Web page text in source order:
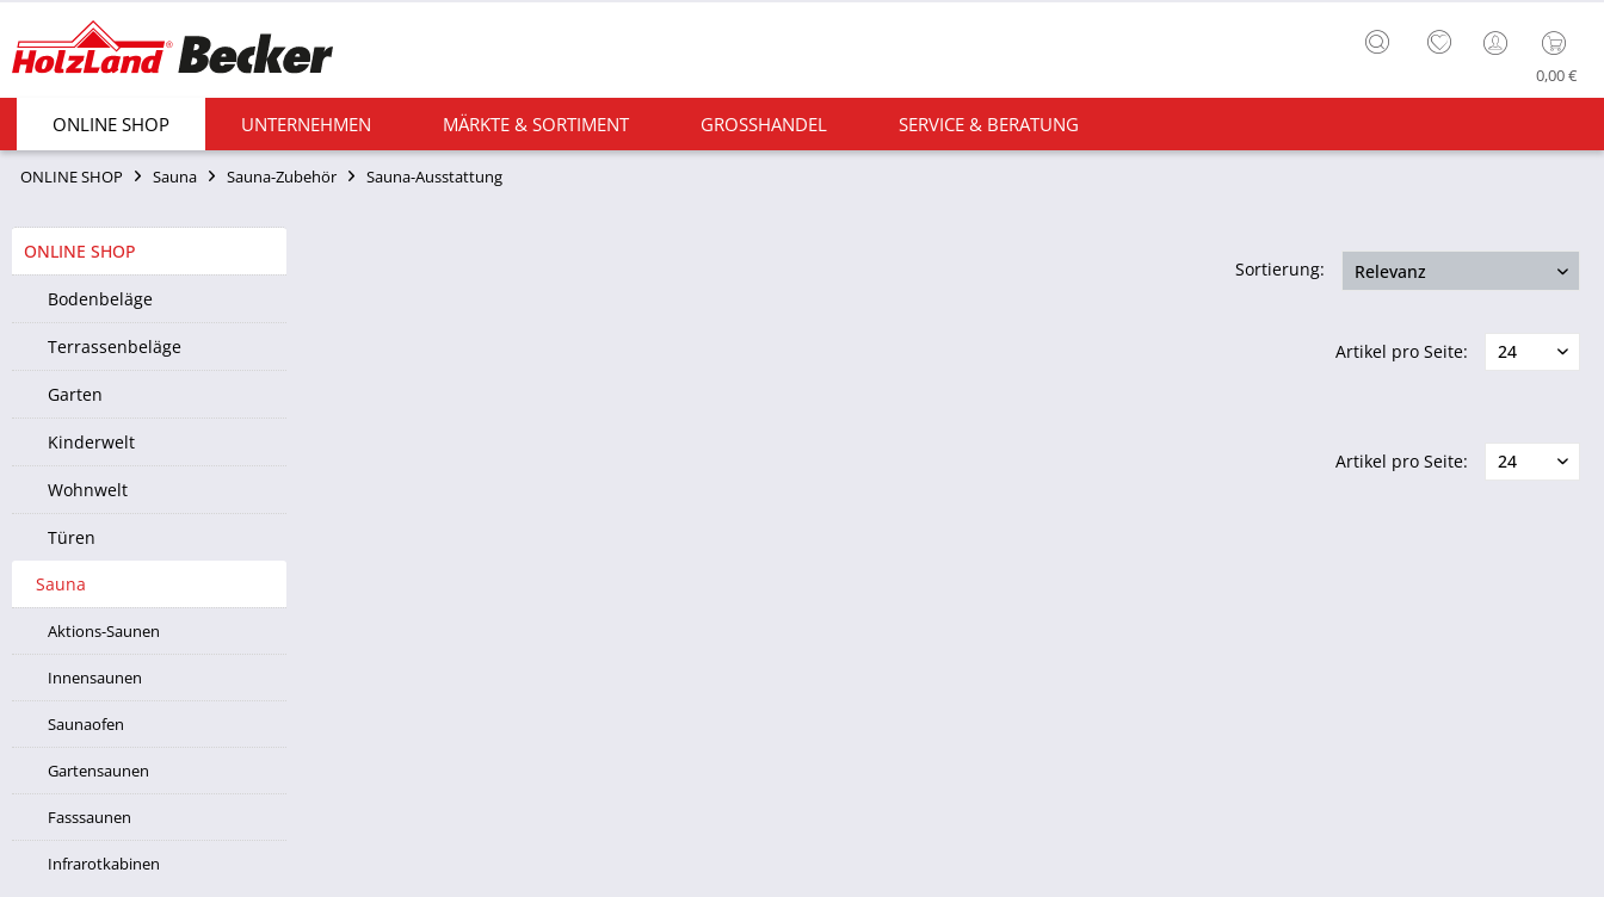
0,00 €
ONLINE SHOP UNTERNEHMEN MÄRKTE & SORTIMENT GROSSHANDEL SERVICE & BERATUNG
ONLINE SHOP Sauna Sauna-Zubehör Sauna-Ausstattung
ONLINE SHOP
Bodenbeläge
Terrassenbeläge
Garten
Kinderwelt
Wohnwelt
Türen
Sauna
Aktions-Saunen
Innensaunen
Saunaofen
Gartensaunen
Fasssaunen
Infrarotkabinen
Sortierung:
Artikel pro Seite:
Artikel pro Seite: